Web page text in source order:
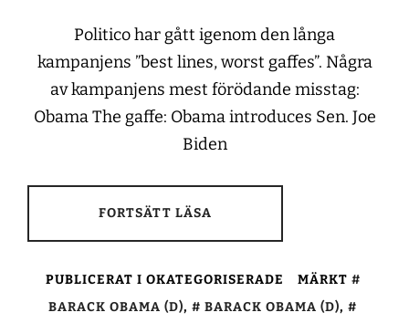
Politico har gått igenom den långa
kampanjens ”best lines, worst gaffes”. Några
av kampanjens mest förödande misstag:
Obama The gaffe: Obama introduces Sen. Joe
Biden
FORTSÄTT LÄSA
PUBLICERAT I OKATEGORISERADE
MÄRKT
BARACK OBAMA (D), BARACK OBAMA (D),